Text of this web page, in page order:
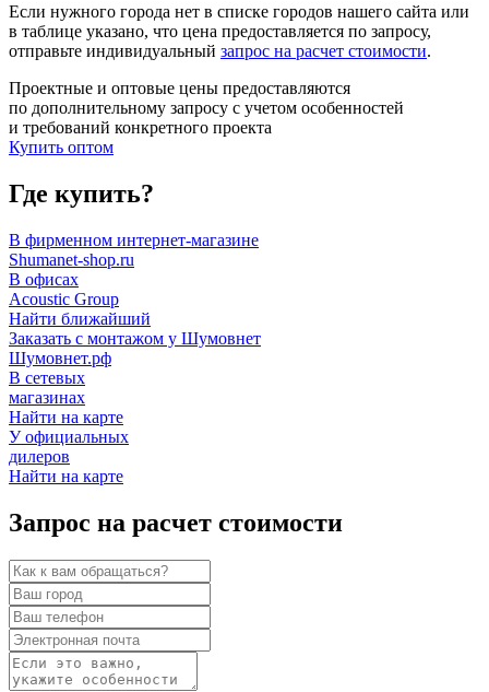
Если нужного города нет в списке городов нашего сайта или
в таблице указано, что цена предоставляется по запросу,
отправьте индивидуальный запрос на расчет стоимости.
Проектные и оптовые цены предоставляются
по дополнительному запросу с учетом особенностей
и требований конкретного проекта
Купить оптом
Где купить?
В фирменном интернет-магазине
Shumanet-shop.ru
В офисах
Acoustic Group
Найти ближайший
Заказать с монтажом у Шумовнет
Шумовнет.рф
В сетевых
магазинах
Найти на карте
У официальных
дилеров
Найти на карте
Запрос на расчет стоимости